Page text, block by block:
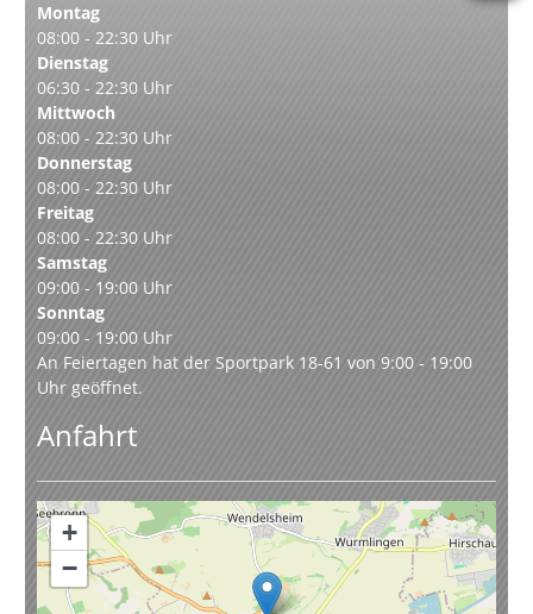
Montag
08:00 - 22:30 Uhr
Dienstag
06:30 - 22:30 Uhr
Mittwoch
08:00 - 22:30 Uhr
Donnerstag
08:00 - 22:30 Uhr
Freitag
08:00 - 22:30 Uhr
Samstag
09:00 - 19:00 Uhr
Sonntag
09:00 - 19:00 Uhr
An Feiertagen hat der Sportpark 18-61 von 9:00 - 19:00
Uhr geöffnet.
Anfahrt
+
−